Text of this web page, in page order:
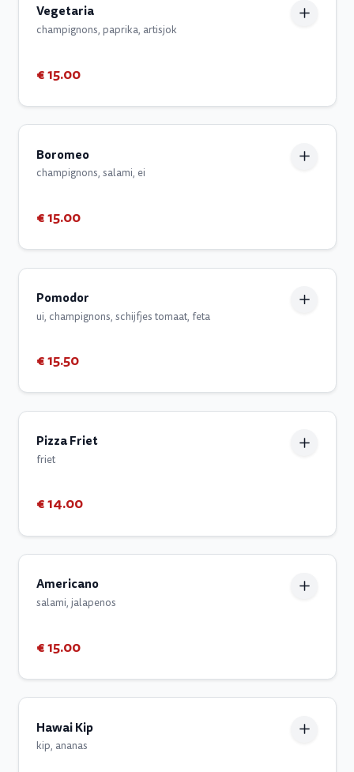
Vegetaria
champignons, paprika, artisjok
€ 15.00
Boromeo
champignons, salami, ei
€ 15.00
Pomodor
ui, champignons, schijfjes tomaat, feta
€ 15.50
Pizza Friet
friet
€ 14.00
Americano
salami, jalapenos
€ 15.00
Hawai Kip
kip, ananas